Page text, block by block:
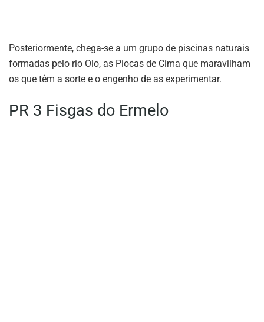
Posteriormente, chega-se a um grupo de piscinas naturais
formadas pelo rio Olo, as Piocas de Cima que maravilham
os que têm a sorte e o engenho de as experimentar.
PR 3 Fisgas do Ermelo